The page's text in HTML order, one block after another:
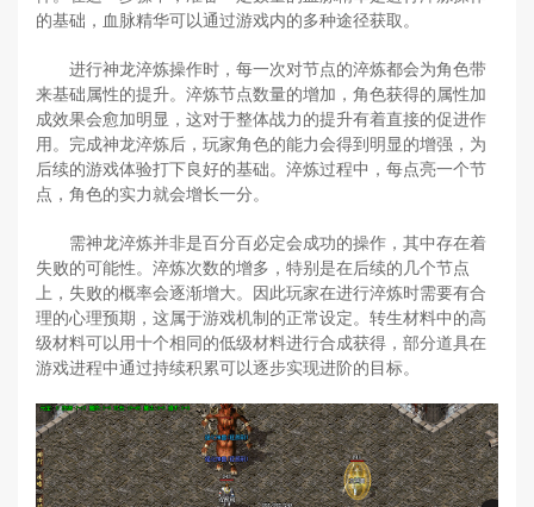
的基础，血脉精华可以通过游戏内的多种途径获取。
进行神龙淬炼操作时，每一次对节点的淬炼都会为角色带
来基础属性的提升。淬炼节点数量的增加，角色获得的属性加
成效果会愈加明显，这对于整体战力的提升有着直接的促进作
用。完成神龙淬炼后，玩家角色的能力会得到明显的增强，为
后续的游戏体验打下良好的基础。淬炼过程中，每点亮一个节
点，角色的实力就会增长一分。
需神龙淬炼并非是百分百必定会成功的操作，其中存在着
失败的可能性。淬炼次数的增多，特别是在后续的几个节点
上，失败的概率会逐渐增大。因此玩家在进行淬炼时需要有合
理的心理预期，这属于游戏机制的正常设定。转生材料中的高
级材料可以用十个相同的低级材料进行合成获得，部分道具在
游戏进程中通过持续积累可以逐步实现进阶的目标。